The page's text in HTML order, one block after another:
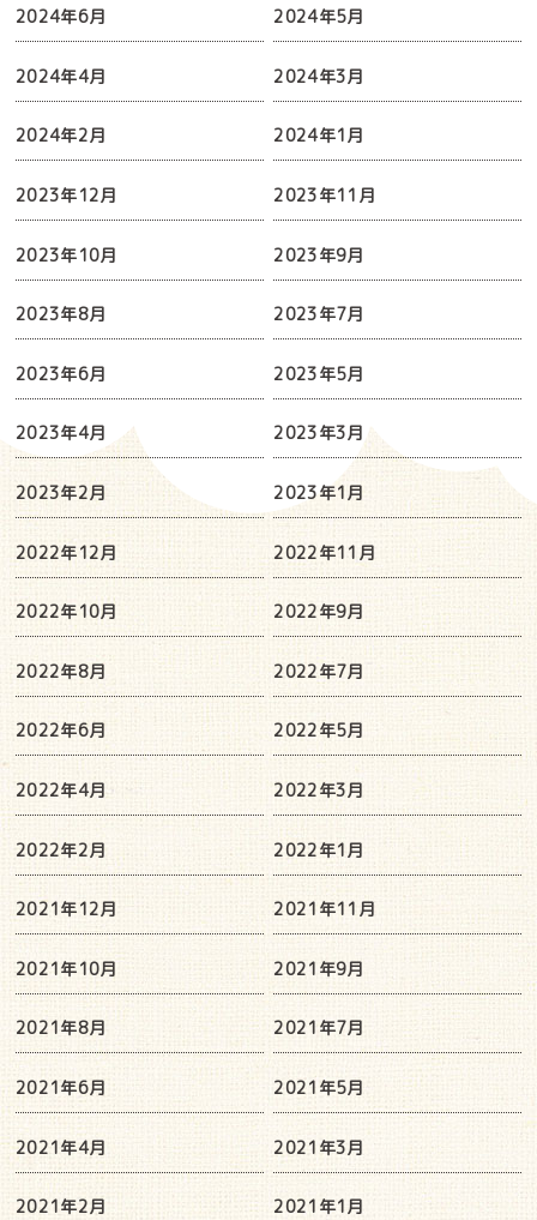
2024年6月 2024年5月
2024年4月 2024年3月
2024年2月 2024年1月
2023年12月 2023年11月
2023年10月 2023年9月
2023年8月 2023年7月
2023年6月 2023年5月
2023年4月 2023年3月
2023年2月 2023年1月
2022年12月 2022年11月
2022年10月 2022年9月
2022年8月 2022年7月
2022年6月 2022年5月
2022年4月 2022年3月
2022年2月 2022年1月
2021年12月 2021年11月
2021年10月 2021年9月
2021年8月 2021年7月
2021年6月 2021年5月
2021年4月 2021年3月
2021年2月 2021年1月